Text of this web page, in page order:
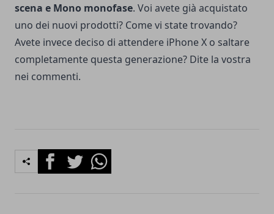
scena e Mono monofase. Voi avete già acquistato
uno dei nuovi prodotti? Come vi state trovando?
Avete invece deciso di attendere iPhone X o saltare
completamente questa generazione? Dite la vostra
nei commenti.
FacebookTwitterWhatsapp